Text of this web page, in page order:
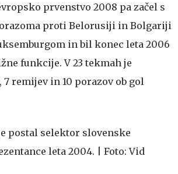
prvenstvo 2008 pa začel s
proti Belorusiji in Bolgariji
in bil konec leta 2006
funkcije. V 23 tekmah je
7 remijev in 10 porazov ob gol